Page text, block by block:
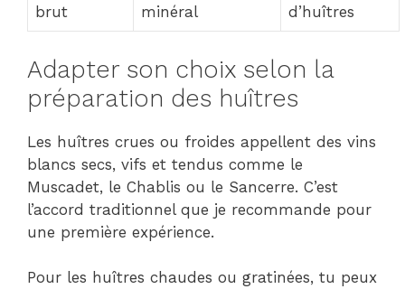
brut
minéral
d’huîtres
Adapter son choix selon la
préparation des huîtres
Les huîtres crues ou froides appellent des vins
blancs secs, vifs et tendus comme le
Muscadet, le Chablis ou le Sancerre. C’est
l’accord traditionnel que je recommande pour
une première expérience.
Pour les huîtres chaudes ou gratinées, tu peux